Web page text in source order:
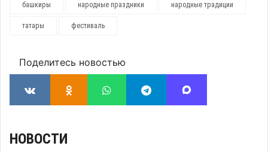
башкиры народные праздники народные традиции
татары фестиваль
Поделитесь новостью
НОВОСТИ